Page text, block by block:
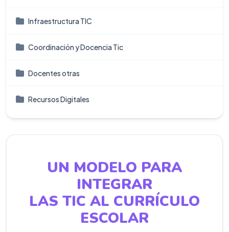
Infraestructura TIC
Coordinación y Docencia Tic
Docentes otras
Recursos Digitales
UN MODELO PARA
INTEGRAR
LAS TIC AL CURRÍCULO
ESCOLAR